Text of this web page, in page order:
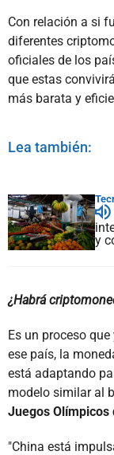
Con relación a si
diferentes
oficiales de los
que estas
más barata y
Lea también:
y
¿Habrá
Es un proceso
ese país, la
está adaptando
modelo similar al
Juegos Olímpicos
"China está